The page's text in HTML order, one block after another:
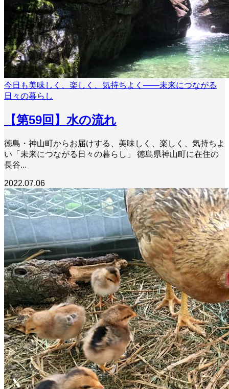
今日も美味しく、楽しく、気持ちよく――未来につながる
日々の暮らし
【第59回】水の流れ
徳島・神山町からお届けする、美味しく、楽しく、気持ちよ
い「未来につながる日々の暮らし」 徳島県神山町に在住の
長谷...
2022.07.06